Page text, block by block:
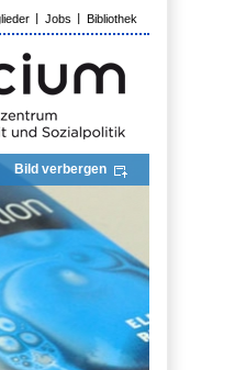
Jobs Bibliothek
Bild verbergen